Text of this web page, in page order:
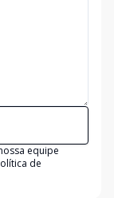
equipe
de